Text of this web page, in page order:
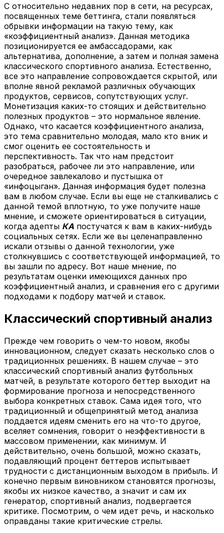
С относительно недавних пор в сети, на ресурсах,
посвященных теме беттинга, стали появляться
обрывки информации на такую тему, как
«коэффициентный анализ». Данная методика
позиционируется ее амбассадорами, как
альтернатива, дополнение, а затем и полная замена
классического спортивного анализа. Естественно,
все это направление сопровождается скрытой, или
вполне явной рекламой различных обучающих
продуктов, сервисов, сопутствующих услуг.
Монетизация каких-то стоящих и действительно
полезных продуктов – это нормальное явление.
Однако, что касается коэффициентного анализа,
это тема сравнительно молодая, мало кто вник и
смог оценить ее состоятельность и
перспективность. Так что нам предстоит
разобраться, рабочее ли это направление, или
очередное завлекалово и пустышка от
«инфоцыган». Данная информация будет полезна
вам в любом случае. Если вы еще не сталкивались с
данной темой вплотную, то уже получите наше
мнение, и сможете ориентироваться в ситуации,
когда адепты КА постучатся к вам в каких-нибудь
социальных сетях. Если же вы целенаправленно
искали отзывы о данной технологии, уже
столкнувшись с соответствующей информацией, то
вы зашли по адресу. Вот наше мнение, по
результатам оценки имеющихся данных про
коэффициентный анализ, и сравнения его с другими
подходами к подбору матчей и ставок.
Классический спортивный анализ
Прежде чем говорить о чем-то новом, якобы
инновационном, следует сказать несколько слов о
традиционных решениях. В нашем случае – это
классический спортивный анализ футбольных
матчей, в результате которого беттер выходит на
формирование прогноза и непосредственного
выбора конкретных ставок. Сама идея того, что
традиционный и общепринятый метод анализа
поддается идеям сменить его на что-то другое,
вселяет сомнения, говорит о неэффективности в
массовом применении, как минимум. И
действительно, очень большой, можно сказать,
подавляющий процент беттеров испытывает
трудности с дистанционным выходом в прибыль. И
конечно первым виновником становятся прогнозы,
якобы их низкое качество, а значит и сам их
генератор, спортивный анализ, подвергается
критике. Посмотрим, о чем идет речь, и насколько
оправданы такие критические стрелы.